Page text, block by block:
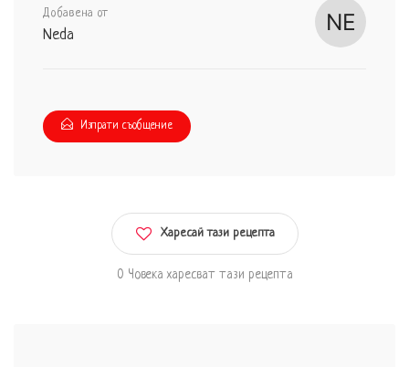
Добавена от
Neda
Изпрати съобщение
Харесай тази рецепта
0 Човека харесват тази рецепта